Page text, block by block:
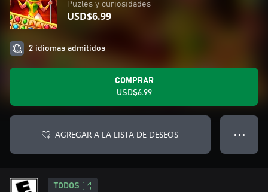
Puzles y curiosidades
USD$6.99
2 idiomas admitidos
COMPRAR
USD$6.99
AGREGAR A LA LISTA DE DESEOS ● ● ●
TODOS